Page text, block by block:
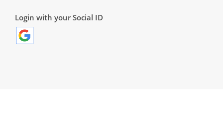
Login with your Social ID